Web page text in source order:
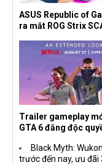
ASUS Republic of
ra mắt ROG Strix
Trailer gameplay
GTA 6 đăng độc
đang quá tham?
Black Myth:
trước đến nay, ưu